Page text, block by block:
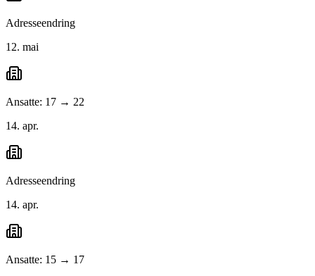
Adresseendring
12. mai
Ansatte: 17 → 22
14. apr.
Adresseendring
14. apr.
Ansatte: 15 → 17